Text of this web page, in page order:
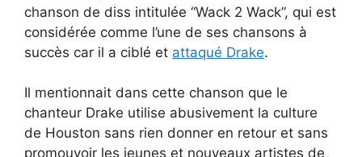
chanson de diss intitulée “Wack 2 Wack”, qui est
considérée comme l’une de ses chansons à
succès car il a ciblé et attaqué Drake.
Il mentionnait dans cette chanson que le
chanteur Drake utilise abusivement la culture
de Houston sans rien donner en retour et sans
promouvoir les jeunes et nouveaux artistes de